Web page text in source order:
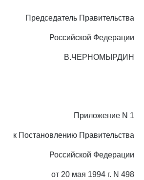
Председатель Правительства
Российской Федерации
В.ЧЕРНОМЫРДИН
Приложение N 1
к Постановлению Правительства
Российской Федерации
от 20 мая 1994 г. N 498